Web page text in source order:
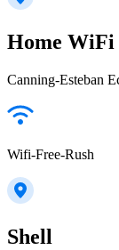
Home WiFi
Canning-Esteban
Wifi-Free-Rush
Shell